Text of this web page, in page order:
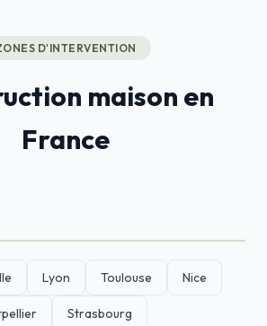
D'INTERVENTION
maison en
France
Lyon Toulouse Nice
Strasbourg